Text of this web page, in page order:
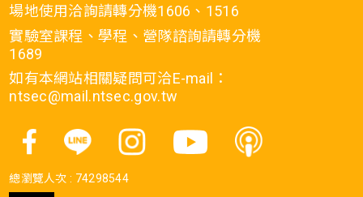
場地使用洽詢請轉分機1606、1516
實驗室課程、學程、營隊諮詢請轉分機
1689
如有本網站相關疑問可洽E-mail：
ntsec@mail.ntsec.gov.tw
總瀏覽人次 : 74298544